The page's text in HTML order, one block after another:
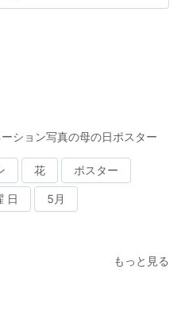
ション写真の母の日ポスター
花 ポスター
日 5月
もっと見る